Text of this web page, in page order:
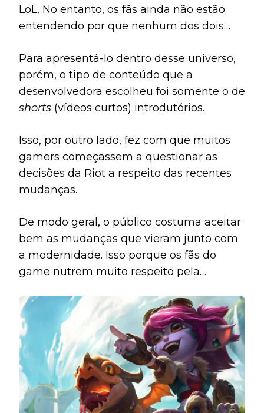
LoL. No entanto, os fãs ainda não estão
entendendo por que nenhum dos dois
dragão.
Para apresentá-lo dentro desse universo,
porém, o tipo de conteúdo que a
desenvolvedora escolheu foi somente o de
shorts (vídeos curtos) introdutórios.
Isso, por outro lado, fez com que muitos
gamers começassem a questionar as
decisões da Riot a respeito das recentes
mudanças.
De modo geral, o público costuma aceitar
bem as mudanças que vieram junto com
a modernidade. Isso porque os fãs do
game nutrem muito respeito pela
universo. Entretanto, uma considerável
parcela da comunidade se afasta do jogo
por causa disso.